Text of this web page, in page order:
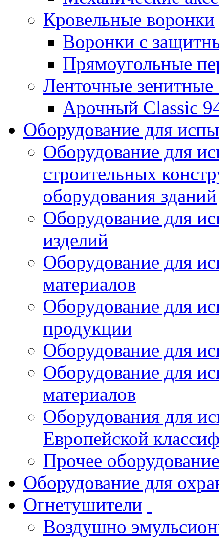
Кровельные воронки
Воронки с
Прямоугольные
Ленточные
Арочный Classic
Оборудование для
Оборудование для
строительных
оборудования зданий
Оборудование для
изделий
Оборудование для
материалов
Оборудование для
продукции
Оборудование для
Оборудование для
материалов
Оборудования для
Европейской
Прочее оборудование
Оборудование для
Огнетушители
Воздушно